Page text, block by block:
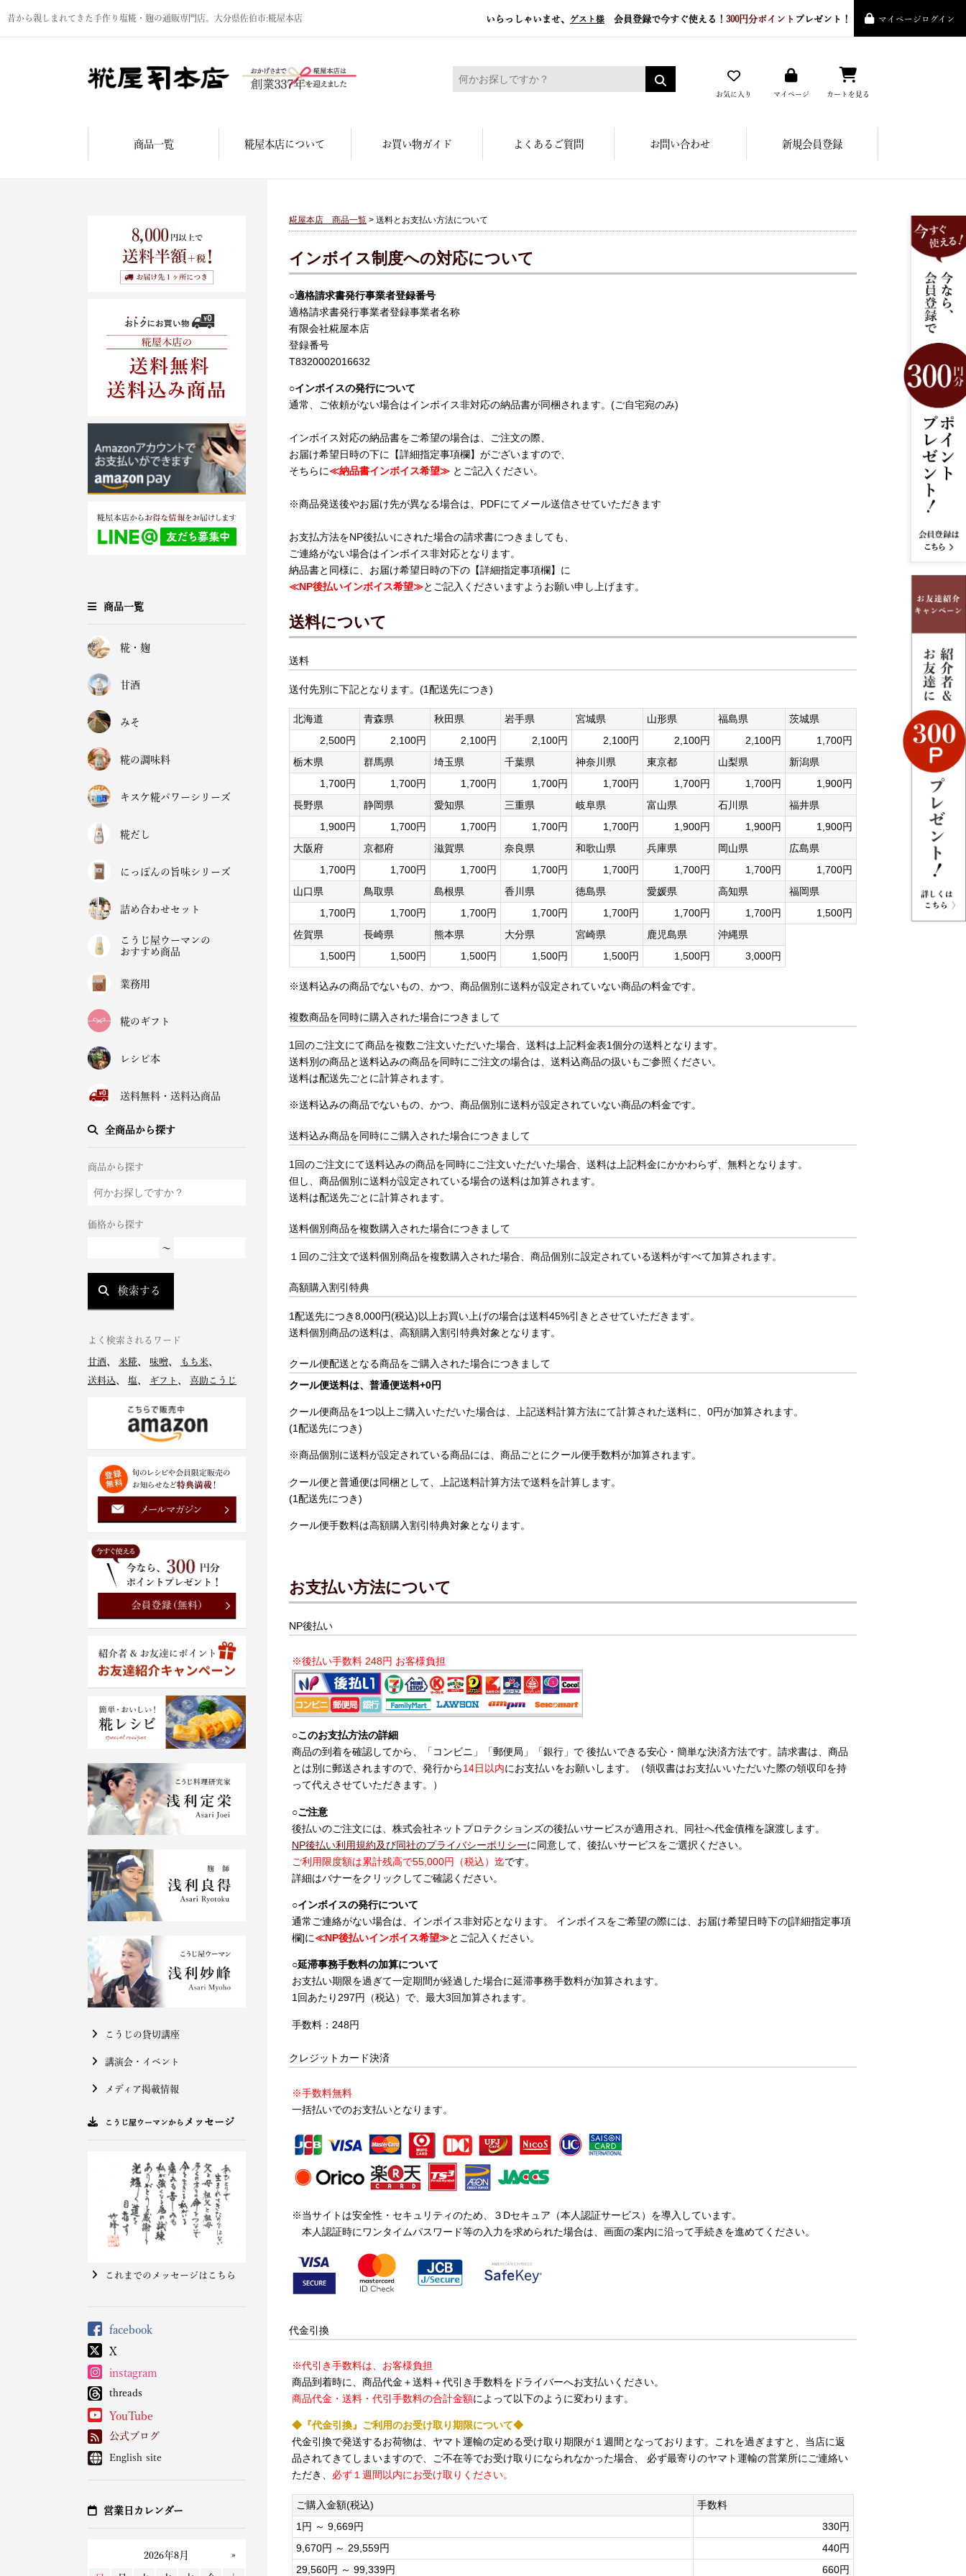
昔から親しまれてきた手作り塩糀・麹の通販専門店。大分県佐伯市:糀屋本店 いらっしゃいませ、 ゲスト様 会員登録で今すぐ使える！ 300円分ポイント プレゼント！ マイページログイン
糀屋本店 - 元禄二年。創業三百余年の味
お気に入り マイページ カートを見る
商品一覧 糀屋本店について お買い物ガイド よくあるご質問 お問い合わせ 新規会員登録
商品一覧
糀・麹
甘酒
みそ
糀の調味料
キスケ糀パワーシリーズ
糀だし
にっぽんの旨味シリーズ
詰め合わせセット
こうじ屋ウーマンの
おすすめ商品
業務用
糀のギフト
レシピ本
送料無料・送料込商品
全商品から探す
商品から探す
価格から探す
～
検索する
よく検索されるワード
甘酒 米糀 味噌 もち米
送料込
塩 ギフト 喜助こうじ
こうじの貸切講座
講演会・イベント
メディア掲載情報
こうじ屋ウーマンから メッセージ
これまでのメッセージはこちら
facebook
X
instagram
threads
YouTube
公式ブログ
English site
営業日カレンダー
糀屋本店 商品一覧 > 送料とお支払い方法について
インボイス制度への対応について
○適格請求書発行事業者登録番号
適格請求書発行事業者登録事業者名称
有限会社糀屋本店
登録番号
T8320002016632
○インボイスの発行について
通常、ご依頼がない場合はインボイス非対応の納品書が同梱されます。(ご自宅宛のみ)
インボイス対応の納品書をご希望の場合は、ご注文の際、
お届け希望日時の下に【詳細指定事項欄】がございますので、
そちらに≪納品書インボイス希望≫ とご記入ください。
※商品発送後やお届け先が異なる場合は、PDFにてメール送信させていただきます
お支払方法をNP後払いにされた場合の請求書につきましても、
ご連絡がない場合はインボイス非対応となります。
納品書と同様に、お届け希望日時の下の【詳細指定事項欄】に
≪NP後払いインボイス希望≫とご記入くださいますようお願い申し上げます。
送料について
送料
送付先別に下記となります。(1配送先につき)
北海道 青森県 秋田県 岩手県 宮城県 山形県 福島県
茨城県
2,500円
2,100円 2,100円 2,100円 2,100円 2,100円 2,100円
1,700円
栃木県
群馬県 埼玉県 千葉県 神奈川県 東京都 山梨県
新潟県
1,700円
1,700円 1,700円 1,700円 1,700円 1,700円 1,700円
1,900円
長野県
静岡県 愛知県 三重県 岐阜県 富山県 石川県
福井県
1,900円
1,700円 1,700円 1,700円 1,700円 1,900円 1,900円
1,900円
大阪府
京都府 滋賀県 奈良県 和歌山県 兵庫県 岡山県
広島県
1,700円
1,700円 1,700円 1,700円 1,700円 1,700円 1,700円
1,700円
山口県
鳥取県 島根県 香川県 徳島県 愛媛県 高知県
福岡県
1,700円
1,700円 1,700円 1,700円 1,700円 1,700円 1,700円
1,500円
佐賀県
長崎県 熊本県 大分県 宮崎県 鹿児島県
沖縄県
1,500円
1,500円 1,500円 1,500円 1,500円 1,500円 3,000円
※送料込みの商品でないもの、かつ、商品個別に送料が設定されていない商品の料金です。
複数商品を同時に購入された場合につきまして
1回のご注文にて商品を複数ご注文いただいた場合、送料は上記料金表1個分の送料となります。
送料別の商品と送料込みの商品を同時にご注文の場合は、送料込商品の扱いもご参照ください。
送料は配送先ごとに計算されます。
※送料込みの商品でないもの、かつ、商品個別に送料が設定されていない商品の料金です。
送料込み商品を同時にご購入された場合につきまして
1回のご注文にて送料込みの商品を同時にご注文いただいた場合、送料は上記料金にかかわらず、無料となります。
但し、商品個別に送料が設定されている場合の送料は加算されます。
送料は配送先ごとに計算されます。
送料個別商品を複数購入された場合につきまして
１回のご注文で送料個別商品を複数購入された場合、商品個別に設定されている送料がすべて加算されます。
高額購入割引特典
1配送先につき8,000円(税込)以上お買い上げの場合は送料45%引きとさせていただきます。
送料個別商品の送料は、高額購入割引特典対象となります。
クール便配送となる商品をご購入された場合につきまして
クール便送料は、普通便送料+0円
クール便商品を1つ以上ご購入いただいた場合は、上記送料計算方法にて計算された送料に、0円が加算されます。
(1配送先につき)
※商品個別に送料が設定されている商品には、商品ごとにクール便手数料が加算されます。
クール便と普通便は同梱として、上記送料計算方法で送料を計算します。
(1配送先につき)
クール便手数料は高額購入割引特典対象となります。
お支払い方法について
NP後払い
※後払い手数料 248円 お客様負担
○このお支払方法の詳細
商品の到着を確認してから、「コンビニ」「郵便局」「銀行」で 後払いできる安心・簡単な決済方法です。請求書は、商品
とは別に郵送されますので、発行から14日以内にお支払いをお願いします。（領収書はお支払いいただいた際の領収印を持
って代えさせていただきます。）
○ご注意
後払いのご注文には、株式会社ネットプロテクションズの後払いサービスが適用され、同社へ代金債権を譲渡します。
NP後払い利用規約及び同社のプライバシーポリシーに同意して、後払いサービスをご選択ください。
ご利用限度額は累計残高で55,000円（税込）迄です。
詳細はバナーをクリックしてご確認ください。
○インボイスの発行について
通常ご連絡がない場合は、インボイス非対応となります。 インボイスをご希望の際には、お届け希望日時下の[詳細指定事項
欄]に≪NP後払いインボイス希望≫とご記入ください。
○延滞事務手数料の加算について
お支払い期限を過ぎて一定期間が経過した場合に延滞事務手数料が加算されます。
1回あたり297円（税込）で、最大3回加算されます。
手数料：248円
クレジットカード決済
※手数料無料
一括払いでのお支払いとなります。
※当サイトは安全性・セキュリティのため、３Dセキュア（本人認証サービス）を導入しています。
本人認証時にワンタイムパスワード等の入力を求められた場合は、画面の案内に沿って手続きを進めてください。
代金引換
※代引き手数料は、お客様負担
商品到着時に、商品代金＋送料＋代引き手数料をドライバーへお支払いください。
商品代金・送料・代引手数料の合計金額によって以下のように変わります。
◆『代金引換』ご利用のお受け取り期限について◆
代金引換で発送するお荷物は、ヤマト運輸の定める受け取り期限が１週間となっております。これを過ぎますと、当店に返
品されてきてしまいますので、ご不在等でお受け取りになられなかった場合、 必ず最寄りのヤマト運輸の営業所にご連絡い
ただき、 必ず１週間以内にお受け取りください。
ご購入金額(税込)
手数料
1円 ～ 9,669円
330円
9,670円 ～ 29,559円
440円
29,560円 ～ 99,339円
660円